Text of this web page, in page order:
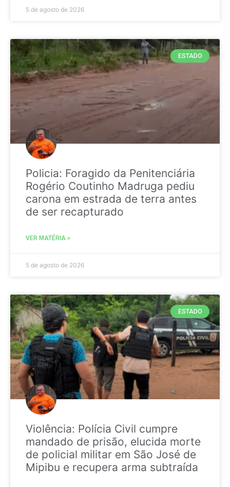
5 de agosto de 2026
ESTADO
Policia: Foragido da Penitenciária
Rogério Coutinho Madruga pediu
carona em estrada de terra antes
de ser recapturado
VER MATÉRIA »
5 de agosto de 2026
ESTADO
Violência: Polícia Civil cumpre
mandado de prisão, elucida morte
de policial militar em São José de
Mipibu e recupera arma subtraída